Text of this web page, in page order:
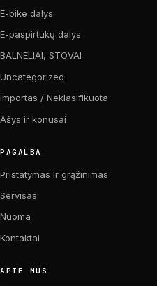
E-bike dalys
E-paspirtukų dalys
BALNELIAI, STOVAI
Uncategorized
Importas / Neklasifikuota
Ašys ir konusai
PAGALBA
Pristatymas ir grąžinimas
Servisas
Nuoma
Kontaktai
APIE MUS